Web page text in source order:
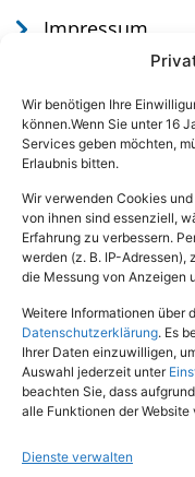
Wir benötigen Ihre
können.Wenn Sie unter 16
Services geben möchten,
Erlaubnis bitten.
Wir verwenden Cookies
von ihnen sind essenziell,
Erfahrung zu verbessern.
werden (z. B. IP-Adressen),
die Messung von Anzeigen
Weitere Informationen über
Datenschutzerklärung. Es
Ihrer Daten einzuwilligen,
Auswahl jederzeit unter
beachten Sie, dass
alle Funktionen der Website
Dienste verwalten
Impressum
Datenschutz
Copyright ©
Tel.: (02651) -
In der